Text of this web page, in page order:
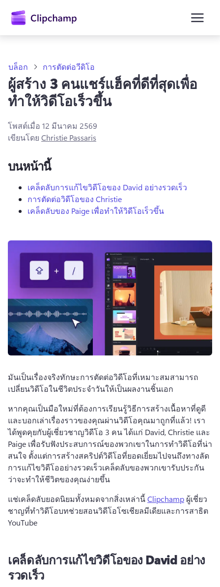
เนื้อหา
หลัก
ลงชื่อเข้าใช้
ลองใช้ฟรี
บล็อก การตัดต่อวีดิโอ
ผู้สร้าง 3 คนแชร์แฮ็คที่ดีที่สุดเพื่อ
ทําให้วิดีโอเร็วขึ้น
โพสต์เมื่อ 12 มีนาคม 2569
เขียนโดย Christie Passaris
บนหน้านี้
เคล็ดลับการแก้ไขวิดีโอของ David อย่างรวดเร็ว
การตัดต่อวิดีโอของ Christie
เคล็ดลับของ Paige เพื่อทําให้วิดีโอเร็วขึ้น
มันเป็นเรื่องจริงทักษะการตัดต่อวิดีโอที่เหมาะสมสามารถ
เปลี่ยนวิดีโอในชีวิตประจําวันให้เป็นผลงานชิ้นเอก
หากคุณเป็นมือใหม่ที่ต้องการเรียนรู้วิธีการสร้างเนื้อหาที่ดูดี
และบอกเล่าเรื่องราวของคุณผ่านวิดีโอคุณมาถูกที่แล้ว! เรา
ได้พูดคุยกับผู้เชี่ยวชาญวิดีโอ 3 คน ได้แก่ David, Christie และ
Paige เพื่อรับฟังประสบการณ์ของพวกเขาในการทําวิดีโอที่น่า
สนใจ ตั้งแต่การสร้างสคริปต์วิดีโอที่ยอดเยี่ยมไปจนถึงทางลัด
การแก้ไขวิดีโออย่างรวดเร็วเคล็ดลับของพวกเขารับประกัน
ว่าจะทําให้ชีวิตของคุณง่ายขึ้น
แช่เคล็ดลับยอดนิยมทั้งหมดจากสิ่งเหล่านี้ Clipchamp ผู้เชี่ยว
ชาญที่ทําวิดีโอบทช่วยสอนวิดีโอโซเชียลมีเดียและการสาธิต
YouTube
เคล็ดลับการแก้ไขวิดีโอของ David อย่าง
รวดเร็ว